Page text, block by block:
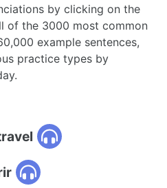
by clicking on the
of the 3000 most common
example sentences,
practice types by